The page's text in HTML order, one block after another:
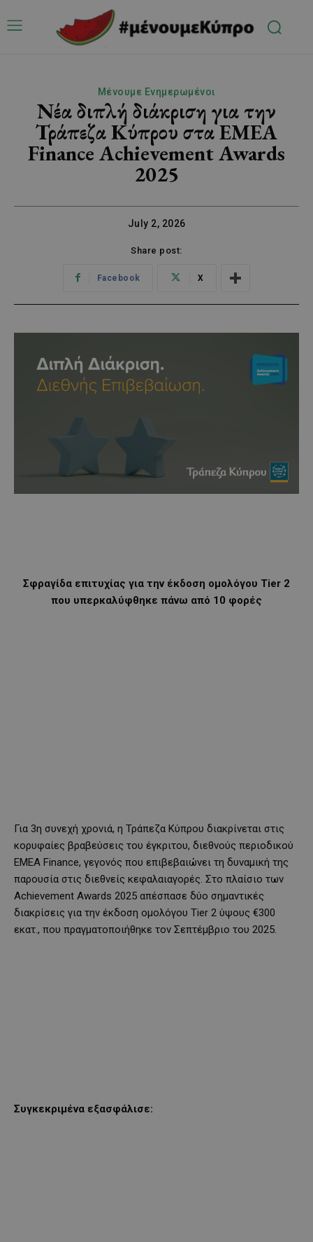
Μένουμε Ενημερωμένοι
Νέα διπλή διάκριση για την
Τράπεζα Κύπρου στα EMEA
Finance Achievement Awards
2025
July 2, 2026
Share post:
Facebook X
Σφραγίδα επιτυχίας για την έκδοση ομολόγου Tier 2
που υπερκαλύφθηκε πάνω από 10 φορές
Για 3η συνεχή χρονιά, η Τράπεζα Κύπρου διακρίνεται στις
κορυφαίες βραβεύσεις του έγκριτου, διεθνούς περιοδικού
EMEA Finance, γεγονός που επιβεβαιώνει τη δυναμική της
παρουσία στις διεθνείς κεφαλαιαγορές. Στο πλαίσιο των
Achievement Awards 2025 απέσπασε δύο σημαντικές
διακρίσεις για την έκδοση ομολόγου Tier 2 ύψους €300
εκατ., που πραγματοποιήθηκε τον Σεπτέμβριο του 2025.
Συγκεκριμένα εξασφάλισε: